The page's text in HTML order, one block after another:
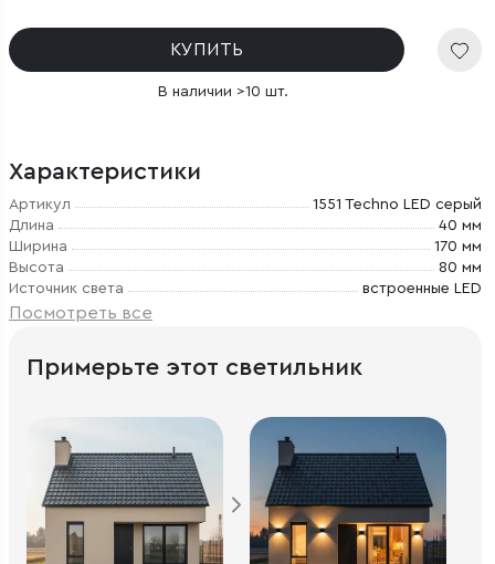
КУПИТЬ
В наличии >10 шт.
Характеристики
Артикул
1551 Techno LED серый
Длина
40 мм
Ширина
170 мм
Высота
80 мм
Источник света
встроенные LED
Посмотреть все
Примерьте этот светильник